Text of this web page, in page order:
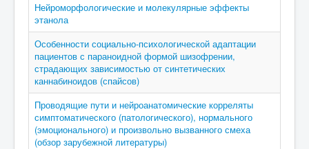
Нейроморфологические и молекулярные эффекты
этанола
Особенности социально-психологической адаптации
пациентов с параноидной формой шизофрении,
страдающих зависимостью от синтетических
каннабиноидов (спайсов)
Проводящие пути и нейроанатомические корреляты
симптоматического (патологического), нормального
(эмоционального) и произвольно вызванного смеха
(обзор зарубежной литературы)